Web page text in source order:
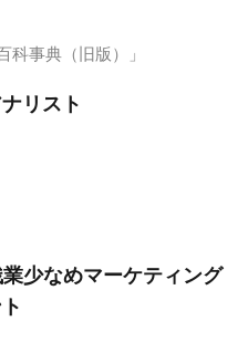
科事典（旧版）」
リスト
少なめマーケティング